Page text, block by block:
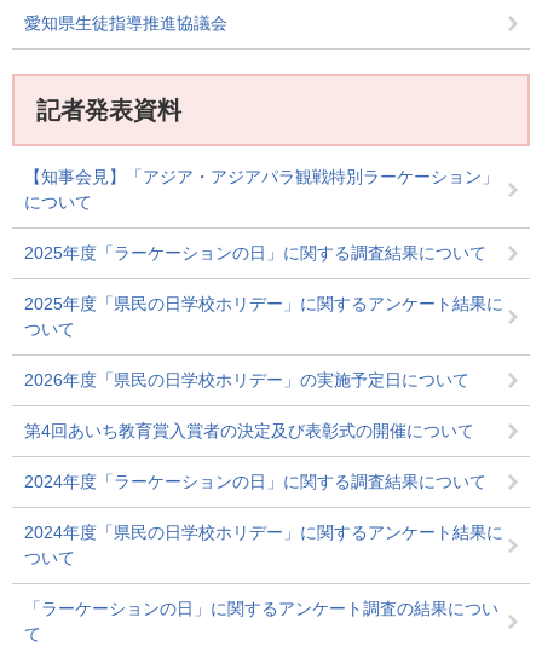
愛知県生徒指導推進協議会
記者発表資料
【知事会見】「アジア・アジアパラ観戦特別ラーケーション」
について
2025年度「ラーケーションの日」に関する調査結果について
2025年度「県民の日学校ホリデー」に関するアンケート結果に
ついて
2026年度「県民の日学校ホリデー」の実施予定日について
第4回あいち教育賞入賞者の決定及び表彰式の開催について
2024年度「ラーケーションの日」に関する調査結果について
2024年度「県民の日学校ホリデー」に関するアンケート結果に
ついて
「ラーケーションの日」に関するアンケート調査の結果につい
て